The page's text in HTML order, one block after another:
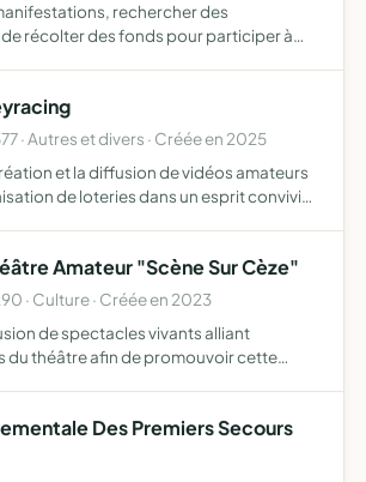
rechercher des
récolter des fonds pour participer à
· Autres et divers · Créée en 2025
et la diffusion de vidéos amateurs
de loteries dans un esprit convivial
Amateur "Scène Sur Cèze"
· Culture · Créée en 2023
de spectacles vivants alliant
du théâtre afin de promouvoir cette
Des Premiers Secours